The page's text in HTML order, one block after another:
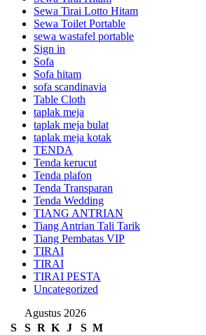
Sewa Tirai Lotto Hitam
Sewa Toilet Portable
sewa wastafel portable
Sign in
Sofa
Sofa hitam
sofa scandinavia
Table Cloth
taplak meja
taplak meja bulat
taplak meja kotak
TENDA
Tenda kerucut
Tenda plafon
Tenda Transparan
Tenda Wedding
TIANG ANTRIAN
Tiang Antrian Tali Tarik
Tiang Pembatas VIP
TIRAI
TIRAI
TIRAI PESTA
Uncategorized
Agustus 2026
S
S R K J S M